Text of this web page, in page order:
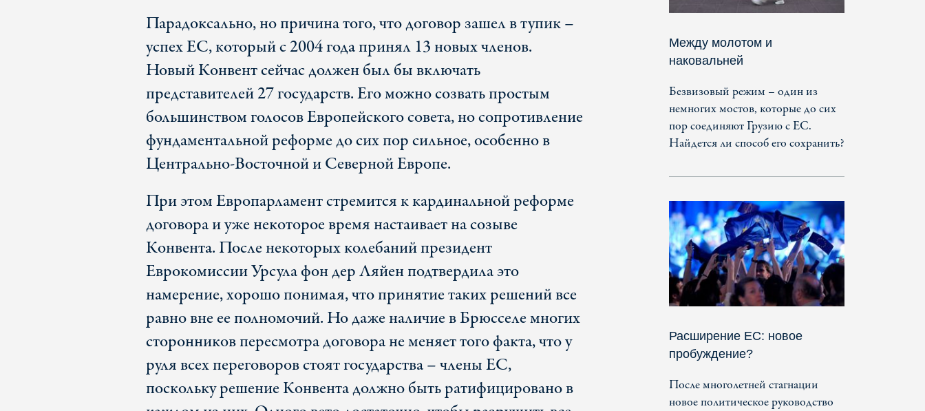
Парадоксально, но причина того, что договор зашел в тупик –
успех ЕС, который с 2004 года принял 13 новых членов.
Новый Конвент сейчас должен был бы включать
представителей 27 государств. Его можно созвать простым
большинством голосов Европейского совета, но сопротивление
фундаментальной реформе до сих пор сильное, особенно в
Центрально-Восточной и Северной Европе.
При этом Европарламент стремится к кардинальной реформе
договора и уже некоторое время настаивает на созыве
Конвента. После некоторых колебаний президент
Еврокомиссии Урсула фон дер Ляйен подтвердила это
намерение, хорошо понимая, что принятие таких решений все
равно вне ее полномочий. Но даже наличие в Брюсселе многих
сторонников пересмотра договора не меняет того факта, что у
руля всех переговоров стоят государства – члены ЕС,
поскольку решение Конвента должно быть ратифицировано в
Между молотом и
наковальней
Безвизовый режим – один из
немногих мостов, которые до сих
пор соединяют Грузию с ЕС.
Найдется ли способ его сохранить?
Расширение ЕС: новое
пробуждение?
После многолетней стагнации
новое политическое руководство